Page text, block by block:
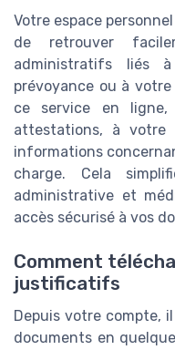
Votre espace
de retrouver
administratifs liés
prévoyance ou à
ce service en
attestations, à votre
informations
charge. Cela
administrative et
accès sécurisé à vos
Comment
justificatifs
Depuis votre compte,
documents en